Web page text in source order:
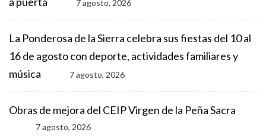
7 agosto, 2026
La Ponderosa de la Sierra celebra sus fiestas del 10 al
16 de agosto con deporte, actividades familiares y
música
7 agosto, 2026
Obras de mejora del CEIP Virgen de la Peña Sacra
7 agosto, 2026